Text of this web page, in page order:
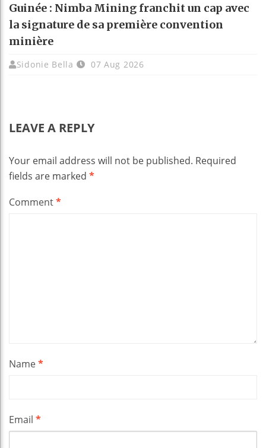
Guinée : Nimba Mining franchit un cap avec
la signature de sa première convention
minière
Sidonie Bella 07 Aug 2026
LEAVE A REPLY
Your email address will not be published. Required
fields are marked *
Comment*
Name*
Email *